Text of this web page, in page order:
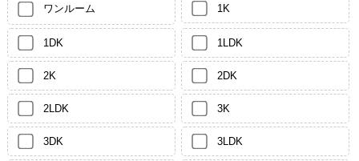
ワンルーム 1K
1DK 1LDK
2K 2DK
2LDK 3K
3DK 3LDK